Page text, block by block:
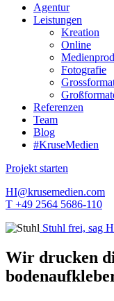
Agentur
Leistungen
Kreation
Online
Fotografie
Referenzen
Team
Blog
#KruseMedien
Projekt starten
HI@krusemedien.com
T +49 2564 5686-110
Stuhl frei, sag
Wir drucken